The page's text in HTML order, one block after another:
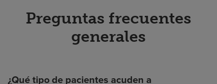
Preguntas frecuentes
generales
¿Qué tipo de pacientes acuden a